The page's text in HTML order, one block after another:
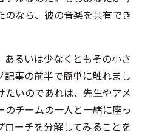
のなら、彼の音楽を共有でき
るいは少なくともその小さ
事の前半で簡単に触れまし
いのであれば、先生やアメ
のチームの一人と一緒に座っ
ーチを分解してみることを